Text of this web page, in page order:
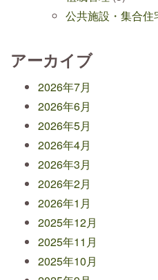
公共施設・集合
アーカイブ
2026年7月
2026年6月
2026年5月
2026年4月
2026年3月
2026年2月
2026年1月
2025年12月
2025年11月
2025年10月